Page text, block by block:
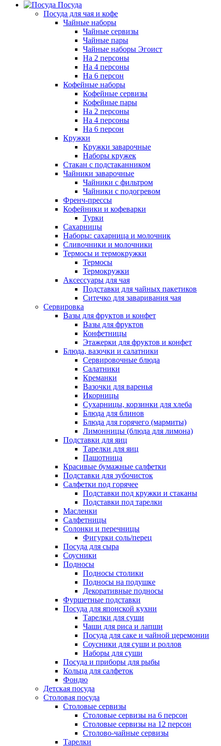
Посуда
Посуда для чая и кофе
Чайные наборы
Чайные сервизы
Чайные пары
Чайные наборы Эгоист
На 2 персоны
На 4 персоны
На 6 персон
Кофейные наборы
Кофейные сервизы
Кофейные пары
На 2 персоны
На 4 персоны
На 6 персон
Кружки
Кружки заварочные
Наборы кружек
Стакан с подстаканником
Чайники заварочные
Чайники с фильтром
Чайники с подогревом
Френч-прессы
Кофейники и кофеварки
Турки
Сахарницы
Наборы: сахарница и молочник
Сливочники и молочники
Термосы и термокружки
Термосы
Термокружки
Аксессуары для чая
Подставки для чайных пакетиков
Ситечко для заваривания чая
Сервировка
Вазы для фруктов и конфет
Вазы для фруктов
Конфетницы
Этажерки для фруктов и конфет
Блюда, вазочки и салатники
Сервировочные блюда
Салатники
Креманки
Вазочки для варенья
Икорницы
Сухарницы, корзинки для хлеба
Блюда для блинов
Блюда для горячего (мармиты)
Лимонницы (блюда для лимона)
Подставки для яиц
Тарелки для яиц
Пашотница
Красивые бумажные салфетки
Подставки для зубочисток
Салфетки под горячее
Подставки под кружки и стаканы
Подставки под тарелки
Масленки
Салфетницы
Солонки и перечницы
Фигурки соль/перец
Посуда для сыра
Соусники
Подносы
Подносы столики
Подносы на подушке
Декоративные подносы
Фуршетные подставки
Посуда для японской кухни
Тарелки для суши
Чаши для риса и лапши
Посуда для саке и чайной церемонии
Соусники для суши и роллов
Наборы для суши
Посуда и приборы для рыбы
Кольца для салфеток
Фондю
Детская посуда
Столовая посуда
Столовые сервизы
Столовые сервизы на 6 персон
Столовые сервизы на 12 персон
Столово-чайные сервизы
Тарелки